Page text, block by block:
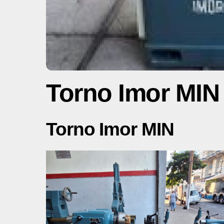
Torno Imor MIN
Torno Imor MIN